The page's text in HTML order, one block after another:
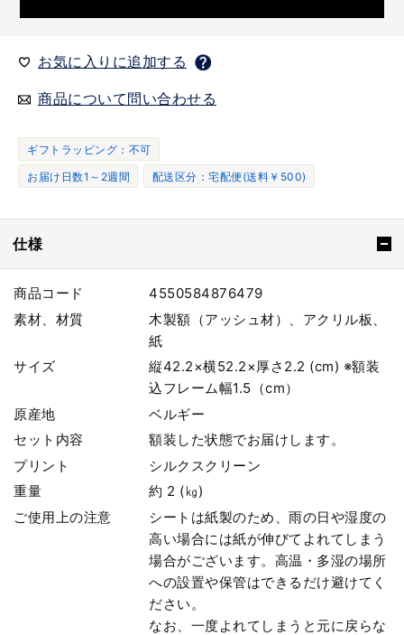
お気に入りに追加する
商品について問い合わせる
ギフトラッピング：不可
お届け日数1～2週間
配送区分：宅配便(送料￥500)
仕様
商品コード
4550584876479
素材、材質
木製額（アッシュ材）、アクリル板、
紙
サイズ
縦42.2×横52.2×厚さ2.2 (cm) ※額装
込フレーム幅1.5（cm）
原産地
ベルギー
セット内容
額装した状態でお届けします。
プリント
シルクスクリーン
重量
約 2 (㎏)
ご使用上の注意
シートは紙製のため、雨の日や湿度の
高い場合には紙が伸びてよれてしまう
場合がございます。高温・多湿の場所
への設置や保管はできるだけ避けてく
ださい。
なお、一度よれてしまうと元に戻らな